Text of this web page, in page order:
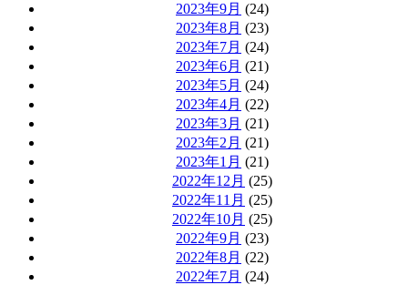
2023年9月 (24)
2023年8月 (23)
2023年7月 (24)
2023年6月 (21)
2023年5月 (24)
2023年4月 (22)
2023年3月 (21)
2023年2月 (21)
2023年1月 (21)
2022年12月 (25)
2022年11月 (25)
2022年10月 (25)
2022年9月 (23)
2022年8月 (22)
2022年7月 (24)